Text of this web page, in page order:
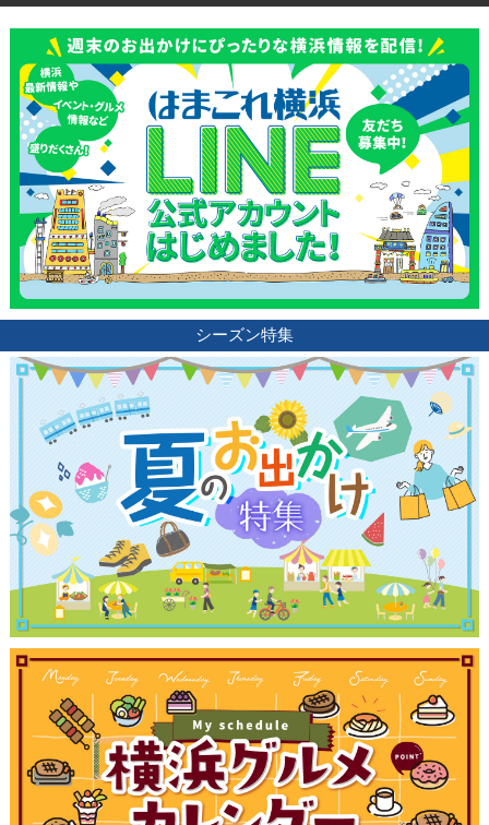
シーズン特集
観光ガイド
ランキング
ブログ記事